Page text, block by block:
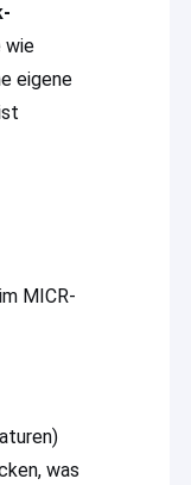
wie
eigene
MICR-
was
20 Jahren seit 2004
hat.Wir
Entwicklung,
basierten
könnten wir